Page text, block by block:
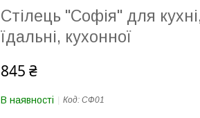
Стілець "Софія" для
їдальні, кухонної
845 ₴
В наявності Код: СФ01